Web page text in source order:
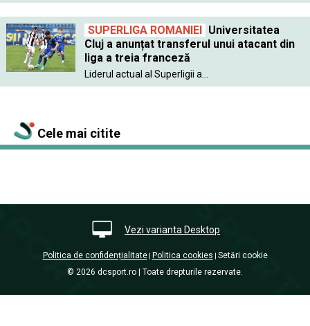
SUPERLIGA ROMANIEI Universitatea
Cluj a anunțat transferul unui atacant din
liga a treia franceză
Liderul actual al Superligii a...
Cele mai citite
Vezi varianta Desktop
Politica de confidențialitate| Politica cookies Setări cookie
© 2026 dcsport.ro | Toate drepturile rezervate.